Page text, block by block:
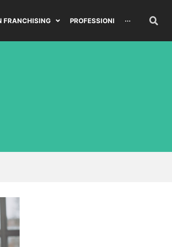
FRANCHISING PROFESSIONI ···